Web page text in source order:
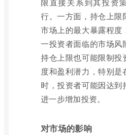
限直接关系到其投资
行。一方面，持仓上限
市场上的最大暴露程度
一投资者面临的市场风
持仓上限也可能限制投
度和盈利潜力，特别是
时，投资者可能因达到
进一步增加投资。
对市场的影响